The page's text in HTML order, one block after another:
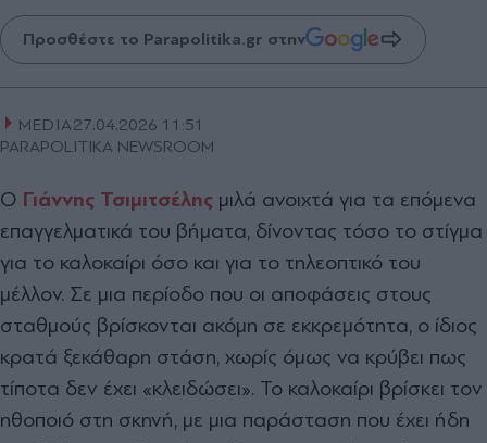
Προσθέστε το Parapolitika.gr στην
MEDIA27.04.2026 11:51
PARAPOLITIKA NEWSROOM
Ο Γιάννης Τσιμιτσέλης μιλά ανοιχτά για τα επόμενα
επαγγελματικά του βήματα, δίνοντας τόσο το στίγμα
για το καλοκαίρι όσο και για το τηλεοπτικό του
μέλλον. Σε μια περίοδο που οι αποφάσεις στους
σταθμούς βρίσκονται ακόμη σε εκκρεμότητα, ο ίδιος
κρατά ξεκάθαρη στάση, χωρίς όμως να κρύβει πως
τίποτα δεν έχει «κλειδώσει». Το καλοκαίρι βρίσκει τον
ηθοποιό στη σκηνή, με μια παράσταση που έχει ήδη